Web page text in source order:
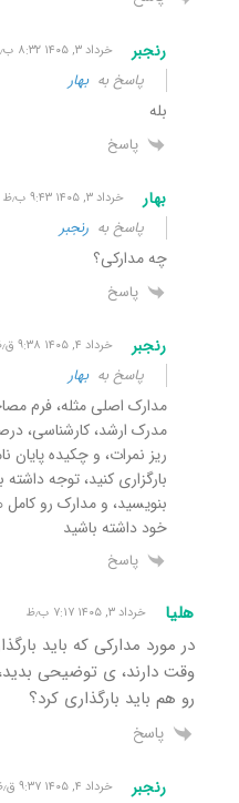
رنجبر خرداد ۳, ۱۴۰۵ ۸:۳۲ ب٫ظ
پاسخ بهبهار
بله
پاسخ
بهار خرداد ۳, ۱۴۰۵ ۹:۴۳ ب٫ظ
پاسخ به رنجبر
چه مدارکی؟
پاسخ
رنجبر خرداد ۴, ۱۴۰۵ ۹:۳۸ ق٫ظ
پاسخ بهبهار
مدارک اصلی مثله، فرم
مدرک ارشد، کارشناسی،
بارگزاری کنید، توجه
بنویسید، و مدارک رو
خود داشته باشید
پاسخ
هلیا خرداد ۳, ۱۴۰۵ ۷:۱۷ ب٫ظ
در مورد مدارکی که باید
وقت دارند، ی توضیحی بدید،
رو هم باید بارگذاری کرد؟
پاسخ
رنجبر خرداد ۴, ۱۴۰۵ ۹:۳۷ ق٫ظ